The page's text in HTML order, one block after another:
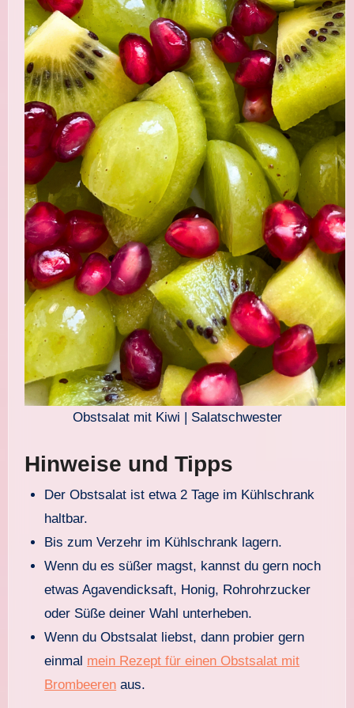
Obstsalat mit Kiwi | Salatschwester
Hinweise und Tipps
Der Obstsalat ist etwa 2 Tage im Kühlschrank
haltbar.
Bis zum Verzehr im Kühlschrank lagern.
Wenn du es süßer magst, kannst du gern noch
etwas Agavendicksaft, Honig, Rohrohrzucker
oder Süße deiner Wahl unterheben.
Wenn du Obstsalat liebst, dann probier gern
einmal mein Rezept für einen Obstsalat mit
Brombeeren aus.